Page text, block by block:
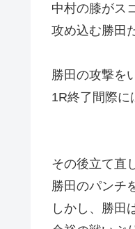
中村の膝がス
攻め込む勝田
勝田の攻撃を
1R終了間際に
その後立て直
勝田のパンチ
しかし、勝田